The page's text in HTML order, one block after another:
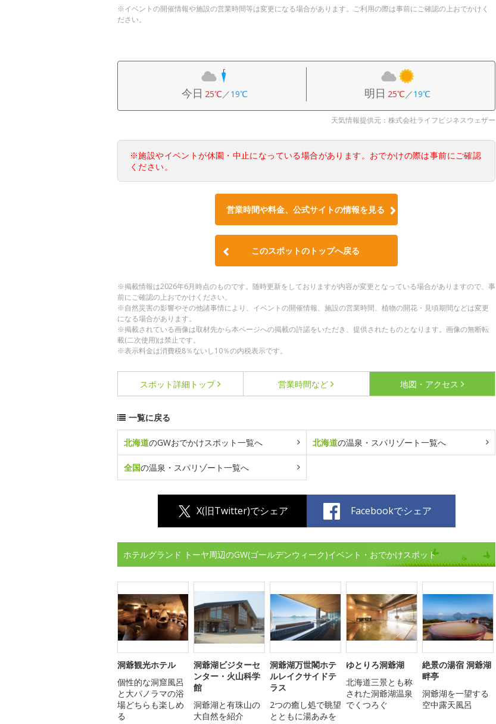
※イベントの開催情報や施設の営業時間等は変更になる場合があります。ご利用の際は事前にご確認の上おでかけく
ださい。
今日 25℃／19℃ 明日 25℃／19℃
天気情報提供元：株式会社ライフビジネスウェザー
※施設やイベントが休園・中止になっている場合があります。おでかけの際は事前にご確認
ください。
営業時間や料金、公式サイトの情報を見る
このスポットのトップへ戻る
※掲載情報は2026年6月時点のものです。随時更新をしておりますが内容が変更となっている場合がありますので、事
前にご確認の上おでかけください。
※自然災害の影響やその他諸事情により、イベントの開催情報、施設の営業時間、植物の開花・見頃期間などは変更
になる場合があります。
※掲載されている画像は取材先から本ページへの掲載の許諾をいただき、提供されたものとなります。画像の無断転
載(二次使用)は禁止です。
※表示料金は消費税8％ないし10％の内税表示です。
スポット詳細 トップ 営業時間など 地図・アクセス
一覧に戻る
北海道のGWおでかけスポット一覧へ 北海道の温泉・スパリゾート一覧へ
全国の温泉・スパリゾート一覧へ
X(旧Twitter)でシェア Facebookでシェア
ホテルグランド トーヤ周辺のGW(ゴールデンウィーク)イベント・おでかけスポット
洞爺観光ホテル
個性的な洞窟風呂
と大パノラマの浴
場どちらも楽しめ
る
洞爺湖ビジターセ
ンター・火山科学
館
洞爺湖と有珠山の
大自然を紹介
洞爺湖万世閣ホテ
ルレイクサイドテ
ラス
2つの癒し処で眺望
とともに湯あみを
ゆとりろ洞爺湖
北海道三景とも称
された洞爺湖温泉
でくつろぐ
絶景の湯宿 洞爺湖
畔亭
洞爺湖を一望する
空中露天風呂